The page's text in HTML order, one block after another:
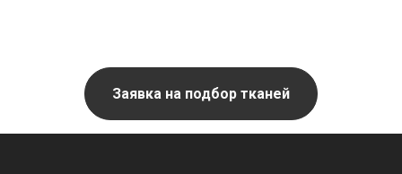
Заявка на подбор тканей